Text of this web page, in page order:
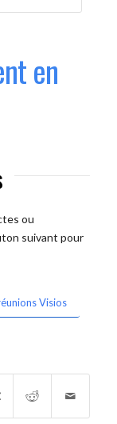
en
ou
suivant pour
Visios